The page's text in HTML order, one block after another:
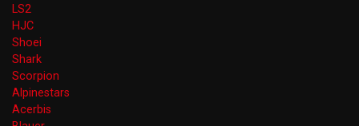
LS2
HJC
Shoei
Shark
Scorpion
Alpinestars
Acerbis